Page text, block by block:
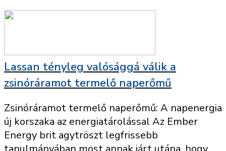
Lassan tényleg valósággá válik a
zsinóráramot termelő naperőmű
Zsinóráramot termelő naperőmű: A napenergia
új korszaka az energiatárolással Az Ember
Energy brit agytröszt legfrissebb